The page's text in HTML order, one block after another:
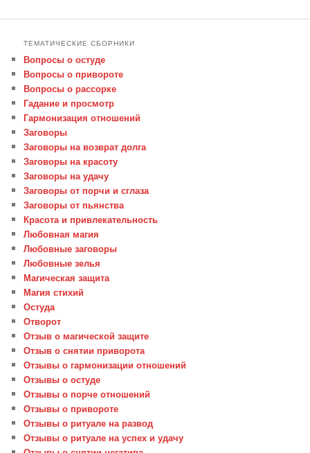
ТЕМАТИЧЕСКИЕ СБОРНИКИ
Вопросы о остуде
Вопросы о привороте
Вопросы о рассорке
Гадание и просмотр
Гармонизация отношений
Заговоры
Заговоры на возврат долга
Заговоры на красоту
Заговоры на удачу
Заговоры от порчи и сглаза
Заговоры от пьянства
Красота и привлекательность
Любовная магия
Любовные заговоры
Любовные зелья
Магическая защита
Магия стихий
Остуда
Отворот
Отзыв о магической защите
Отзыв о снятии приворота
Отзывы о гармонизации отношений
Отзывы о остуде
Отзывы о порче отношений
Отзывы о привороте
Отзывы о ритуале на развод
Отзывы о ритуале на успех и удачу